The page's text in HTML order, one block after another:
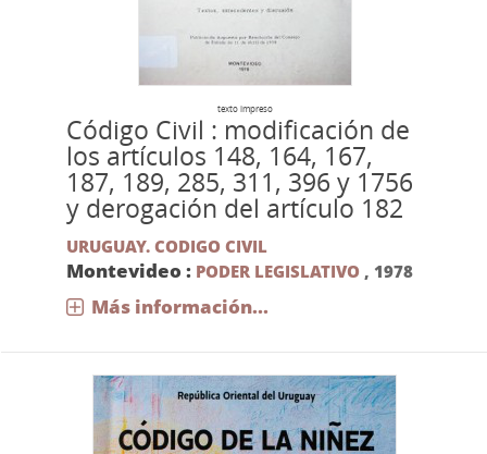
texto impreso
Código Civil : modificación de
los artículos 148, 164, 167,
187, 189, 285, 311, 396 y 1756
y derogación del artículo 182
URUGUAY. CODIGO CIVIL
Montevideo : PODER LEGISLATIVO , 1978
Más información...